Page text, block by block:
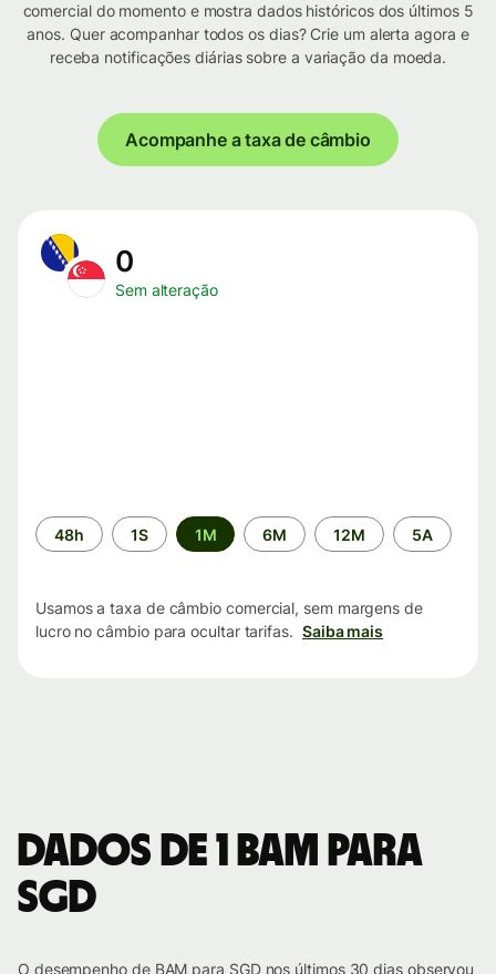
comercial do momento e mostra dados históricos dos últimos 5
anos. Quer acompanhar todos os dias? Crie um alerta agora e
receba notificações diárias sobre a variação da moeda.
Acompanhe a taxa de câmbio
0
Sem alteração
Período
de
48h 1S 1M 6M 12M 5A
Usamos a taxa de câmbio comercial, sem margens de
lucro no câmbio para ocultar tarifas. Saiba mais
Dados de 1 BAM para
SGD
O desempenho de BAM para SGD nos últimos 30 dias observou